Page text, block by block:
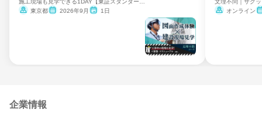
東京都
2026年9月 1日 オンライン
企業情報